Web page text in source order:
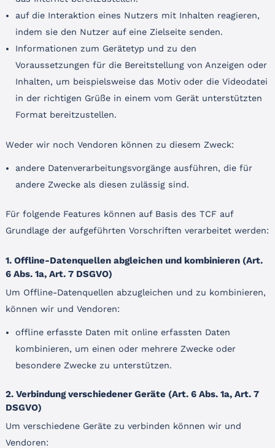
auf die Interaktion eines Nutzers mit Inhalten reagieren,
indem sie den Nutzer auf eine Zielseite senden.
Informationen zum Gerätetyp und zu den
Voraussetzungen für die Bereitstellung von Anzeigen oder
Inhalten, um beispielsweise das Motiv oder die Videodatei
in der richtigen Grüße in einem vom Gerät unterstützten
Format bereitzustellen.
Weder wir noch Vendoren können zu diesem Zweck:
andere Datenverarbeitungsvorgänge ausführen, die für
andere Zwecke als diesen zulässig sind.
Für folgende Features können auf Basis des TCF auf
Grundlage der aufgeführten Vorschriften verarbeitet werden:
1. Offline-Datenquellen abgleichen und kombinieren (Art.
6 Abs. 1a, Art. 7 DSGVO)
Um Offline-Datenquellen abzugleichen und zu kombinieren,
können wir und Vendoren:
offline erfasste Daten mit online erfassten Daten
kombinieren, um einen oder mehrere Zwecke oder
besondere Zwecke zu unterstützen.
2. Verbindung verschiedener Geräte (Art. 6 Abs. 1a, Art. 7
DSGVO)
Um verschiedene Geräte zu verbinden können wir und
Vendoren: